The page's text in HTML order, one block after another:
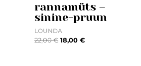
rannamüts –
sinine-pruun
LOUNDA
22,00€ 18,00 €